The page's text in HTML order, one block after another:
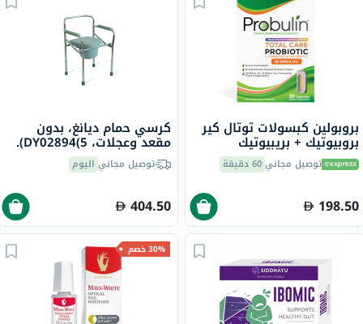
بروبولين كبسولات توتال كير
بروبيوتيك + بريبيوتيك
وبوستبيوتيك لدعم الهضم
حزمة من 30 كبسولةتوصيل مجاني60 دقيقة
198.50
كرسي حمام ديانغ، بدون
مقعد وعجلات، DY02894(5).
توصيل مجاني اليوم
404.50
30% خصم